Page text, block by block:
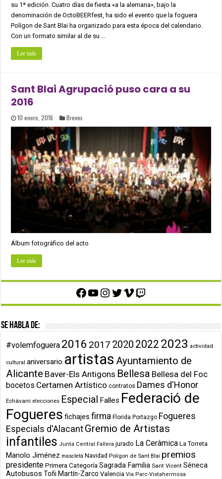
su 1ª edición. Cuatro días de fiesta «a la alemana», bajo la
denominación de OctoBEERfest, ha sido el evento que la foguera
Polígon de Sant Blai ha organizado para esta época del calendario.
Con un formato similar al de su …
Lee más
Sant Blai Agrupació puso cara a su
2016
10 enero, 2016 Breves
Álbum fotográfico del acto
Lee más
Facebook
YouTube
Instagram
Twitter
Vimeo
Twitch
Se habla de:
#volemfoguera 2016 2017 2020 2022 2023 actividad
cultural aniversario artistas Ayuntamiento de
Alicante Baver-Els Antigons Bellesa Bellesa del Foc
bocetos Certamen Artístico contratos Dames d'Honor
Echávarri elecciones Especial Falles Federació de
Fogueres fichajes firma Florida Portazgo Fogueres
Especials d'AlacantGremio de Artistas
infantiles Junta Central Fallera jurado La Ceràmica La Torreta
Manolo Jiménez mascletà Navidad Polígon de Sant Blai premios
presidente Primera Categoría Sagrada Familia Sant Vicent Sèneca
Autobusos Toñi Martín-Zarco Valencia Via Parc-Vistahermosa